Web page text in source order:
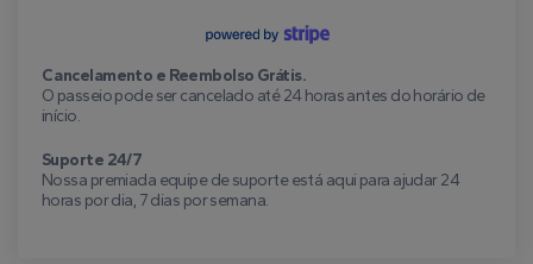
Cancelamento e Reembolso Grátis.
O passeio pode ser cancelado até 24 horas antes do horário de
início.
Suporte 24/7
Nossa premiada equipe de suporte está aqui para ajudar 24
horas por dia, 7 dias por semana.